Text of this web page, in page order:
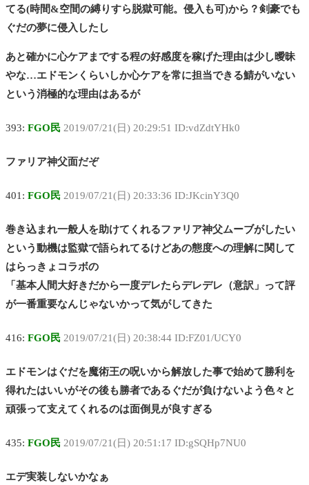
てる(時間&空間の縛りすら脱獄可能。侵入も可)から？剣豪でも
ぐだの夢に侵入したし
あと確かに心ケアまでする程の好感度を稼げた理由は少し曖昧
やな…エドモンくらいしか心ケアを常に担当できる鯖がいない
という消極的な理由はあるが
393: FGO民 2019/07/21(日) 20:29:51 ID:vdZdtYHk0
ファリア神父面だぞ
401: FGO民 2019/07/21(日) 20:33:36 ID:JKcinY3Q0
巻き込まれ一般人を助けてくれるファリア神父ムーブがしたい
という動機は監獄で語られてるけどあの態度への理解に関して
はらっきょコラボの
「基本人間大好きだから一度デレたらデレデレ（意訳」って評
が一番重要なんじゃないかって気がしてきた
416: FGO民 2019/07/21(日) 20:38:44 ID:FZ01/UCY0
エドモンはぐだを魔術王の呪いから解放した事で始めて勝利を
得れたはいいがその後も勝者であるぐだが負けないよう色々と
頑張って支えてくれるのは面倒見が良すぎる
435: FGO民 2019/07/21(日) 20:51:17 ID:gSQHp7NU0
エデ実装しないかなぁ